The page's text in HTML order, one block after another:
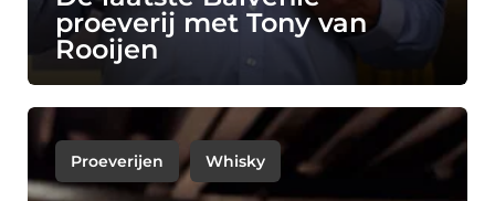
proeverij met Tony van
Rooijen
Proeverijen Whisky